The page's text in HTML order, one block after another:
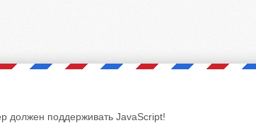
должен поддерживать JavaScript!